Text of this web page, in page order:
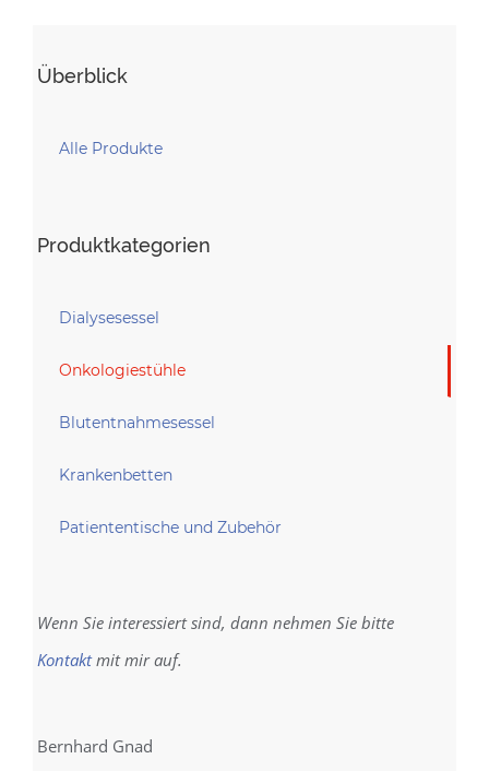
Überblick
Alle Produkte
Produktkategorien
Dialysesessel
Onkologiestühle
Blutentnahmesessel
Krankenbetten
Patiententische und Zubehör
Wenn Sie interessiert sind, dann nehmen Sie bitte
Kontaktmit mir auf.
Bernhard Gnad